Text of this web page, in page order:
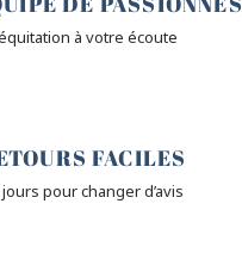
à votre écoute
FACILES
jours pour changer d’avis